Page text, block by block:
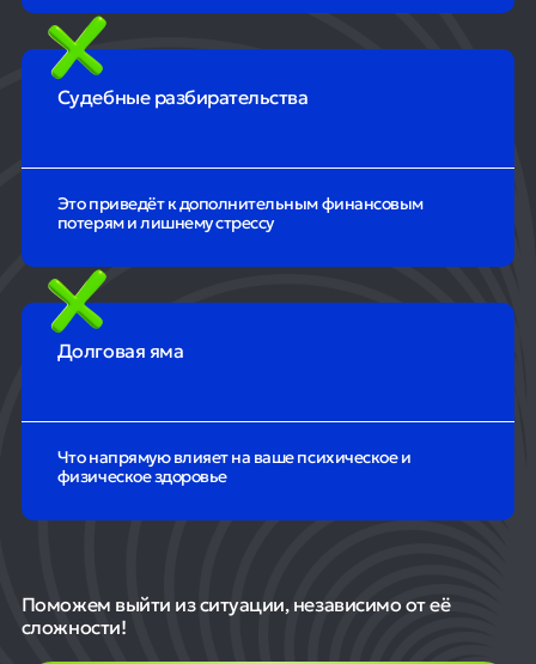
Судебные разбирательства
Это приведёт к дополнительным финансовым
потерям и лишнему стрессу
Долговая яма
Что напрямую влияет на ваше психическое и
физическое здоровье
Поможем выйти из ситуации, независимо от её
сложности!